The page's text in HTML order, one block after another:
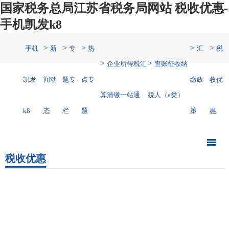
国家税务总局江苏省税务局网站 税收优惠-
手机凯发k8
手机
凯发
k8
> 新
闻动
态
> 专
题专
栏
> 热
点专
题
> 企业所得税汇
算清缴一站通
> 查账征收纳
税人（a类）
> 汇
缴政
策
> 税
收优
惠
税收优惠